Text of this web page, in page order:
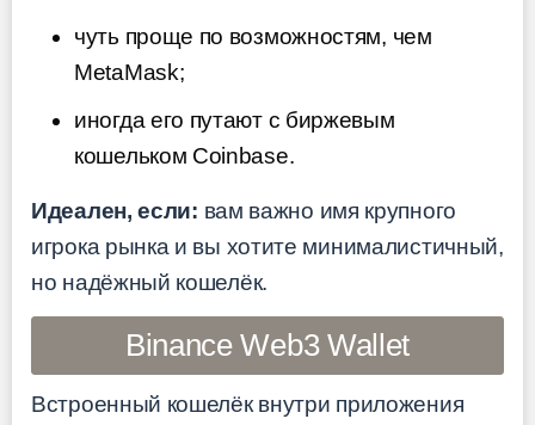
чуть проще по возможностям, чем
MetaMask;
иногда его путают с биржевым
кошельком Coinbase.
Идеален, если: вам важно имя крупного
игрока рынка и вы хотите минималистичный,
но надёжный кошелёк.
Binance Web3 Wallet
Встроенный кошелёк внутри приложения